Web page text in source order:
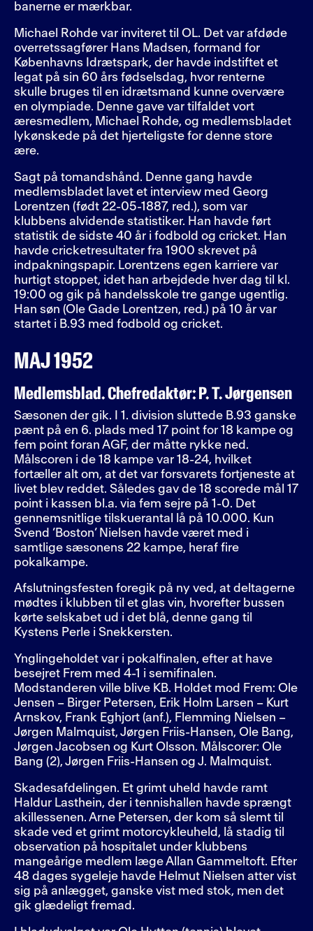
banerne er mærkbar.
Michael Rohde var inviteret til OL. Det var afdøde
overretssagfører Hans Madsen, formand for
Københavns Idrætspark, der havde indstiftet et
legat på sin 60 års fødselsdag, hvor renterne
skulle bruges til en idrætsmand kunne overvære
en olympiade. Denne gave var tilfaldet vort
æresmedlem, Michael Rohde, og medlemsbladet
lykønskede på det hjerteligste for denne store
ære.
Sagt på tomandshånd. Denne gang havde
medlemsbladet lavet et interview med Georg
Lorentzen (født 22-05-1887, red.), som var
klubbens alvidende statistiker. Han havde ført
statistik de sidste 40 år i fodbold og cricket. Han
havde cricketresultater fra 1900 skrevet på
indpakningspapir. Lorentzens egen karriere var
hurtigt stoppet, idet han arbejdede hver dag til kl.
19:00 og gik på handelsskole tre gange ugentlig.
Han søn (Ole Gade Lorentzen, red.) på 10 år var
startet i B.93 med fodbold og cricket.
MAJ 1952
Medlemsblad. Chefredaktør: P. T. Jørgensen
Sæsonen der gik. I 1. division sluttede B.93 ganske
pænt på en 6. plads med 17 point for 18 kampe og
fem point foran AGF, der måtte rykke ned.
Målscoren i de 18 kampe var 18-24, hvilket
fortæller alt om, at det var forsvarets fortjeneste at
livet blev reddet. Således gav de 18 scorede mål 17
point i kassen bl.a. via fem sejre på 1-0. Det
gennemsnitlige tilskuerantal lå på 10.000. Kun
Svend ’Boston’ Nielsen havde været med i
samtlige sæsonens 22 kampe, heraf fire
pokalkampe.
Afslutningsfesten foregik på ny ved, at deltagerne
mødtes i klubben til et glas vin, hvorefter bussen
kørte selskabet ud i det blå, denne gang til
Kystens Perle i Snekkersten.
Ynglingeholdet var i pokalfinalen, efter at have
besejret Frem med 4-1 i semifinalen.
Modstanderen ville blive KB. Holdet mod Frem: Ole
Jensen – Birger Petersen, Erik Holm Larsen – Kurt
Arnskov, Frank Eghjort (anf.), Flemming Nielsen –
Jørgen Malmquist, Jørgen Friis-Hansen, Ole Bang,
Jørgen Jacobsen og Kurt Olsson. Målscorer: Ole
Bang (2), Jørgen Friis-Hansen og J. Malmquist.
Skadesafdelingen. Et grimt uheld havde ramt
Haldur Lasthein, der i tennishallen havde sprængt
akillessenen. Arne Petersen, der kom så slemt til
skade ved et grimt motorcykleuheld, lå stadig til
observation på hospitalet under klubbens
mangeårige medlem læge Allan Gammeltoft. Efter
48 dages sygeleje havde Helmut Nielsen atter vist
sig på anlægget, ganske vist med stok, men det
gik glædeligt fremad.